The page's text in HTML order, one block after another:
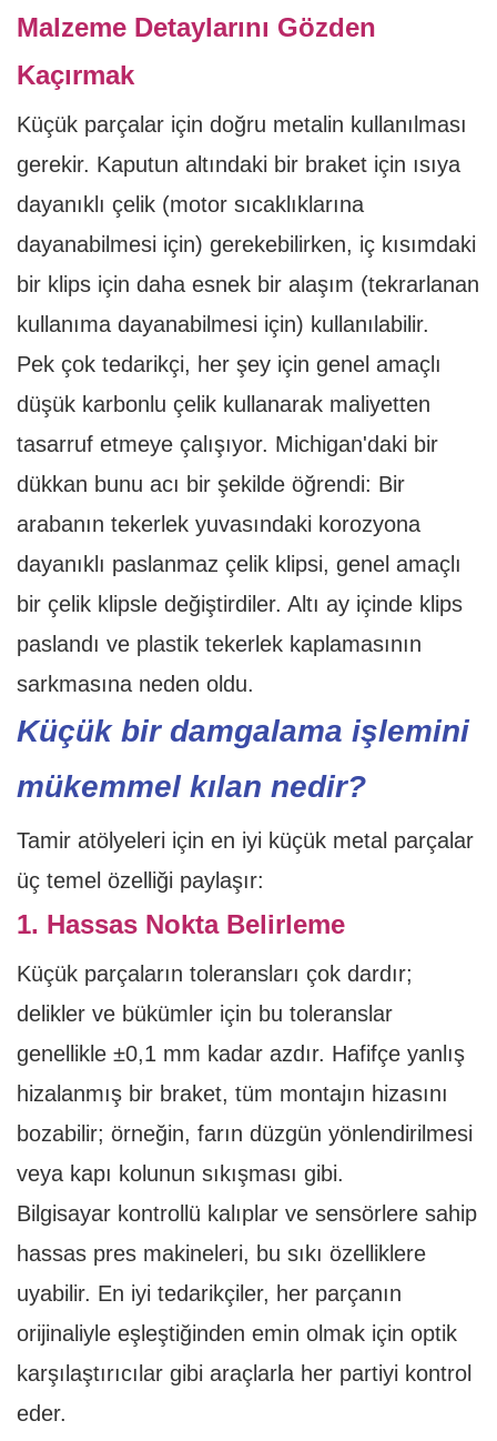
Malzeme Detaylarını Gözden
Kaçırmak
Küçük parçalar için doğru metalin kullanılması
gerekir. Kaputun altındaki bir braket için ısıya
dayanıklı çelik (motor sıcaklıklarına
dayanabilmesi için) gerekebilirken, iç kısımdaki
bir klips için daha esnek bir alaşım (tekrarlanan
kullanıma dayanabilmesi için) kullanılabilir.
Pek çok tedarikçi, her şey için genel amaçlı
düşük karbonlu çelik kullanarak maliyetten
tasarruf etmeye çalışıyor. Michigan'daki bir
dükkan bunu acı bir şekilde öğrendi: Bir
arabanın tekerlek yuvasındaki korozyona
dayanıklı paslanmaz çelik klipsi, genel amaçlı
bir çelik klipsle değiştirdiler. Altı ay içinde klips
paslandı ve plastik tekerlek kaplamasının
sarkmasına neden oldu.
Küçük bir damgalama işlemini
mükemmel kılan nedir?
Tamir atölyeleri için en iyi küçük metal parçalar
üç temel özelliği paylaşır:
1. Hassas Nokta Belirleme
Küçük parçaların toleransları çok dardır;
delikler ve bükümler için bu toleranslar
genellikle ±0,1 mm kadar azdır. Hafifçe yanlış
hizalanmış bir braket, tüm montajın hizasını
bozabilir; örneğin, farın düzgün yönlendirilmesi
veya kapı kolunun sıkışması gibi.
Bilgisayar kontrollü kalıplar ve sensörlere sahip
hassas pres makineleri, bu sıkı özelliklere
uyabilir. En iyi tedarikçiler, her parçanın
orijinaliyle eşleştiğinden emin olmak için optik
karşılaştırıcılar gibi araçlarla her partiyi kontrol
eder.